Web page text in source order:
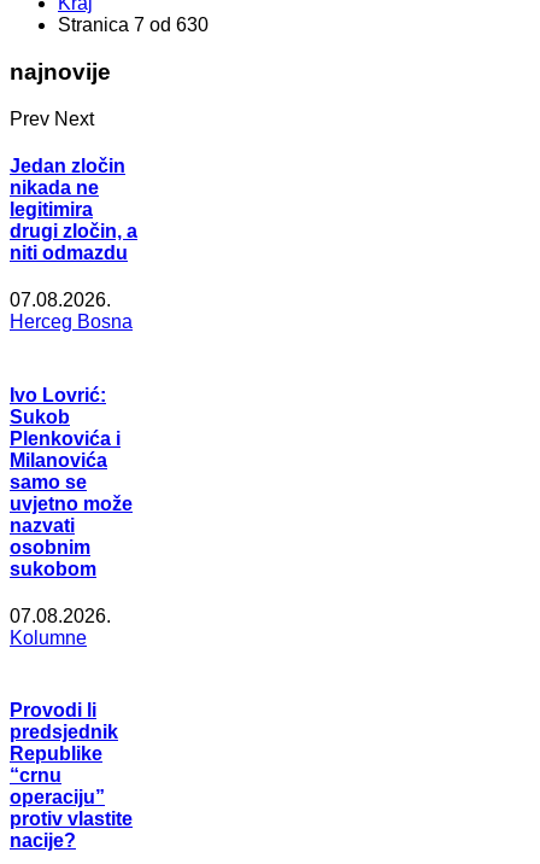
Stranica 7 od 630
najnovije
Prev Next
Jedan zločin
nikada ne
legitimira
drugi zločin, a
niti odmazdu
07.08.2026.
Herceg Bosna
Ivo Lovrić:
Sukob
Plenkovića i
Milanovića
samo se
uvjetno može
nazvati
osobnim
sukobom
07.08.2026.
Kolumne
Provodi li
predsjednik
Republike
“crnu
operaciju”
protiv vlastite
nacije?